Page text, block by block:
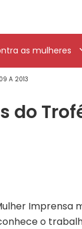
as mulheres
A 2013
Imprensa
o